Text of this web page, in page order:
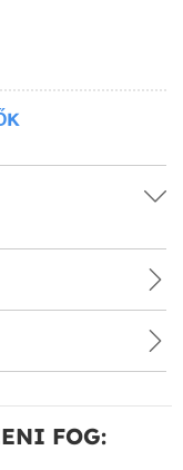
FOG: